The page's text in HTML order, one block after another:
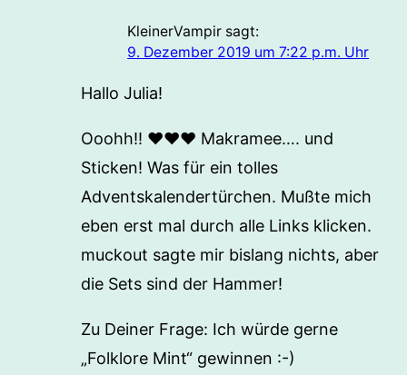
KleinerVampir sagt:
9. Dezember 2019 um 7:22 p.m. Uhr
Hallo Julia!
Ooohh!! ♥♥♥ Makramee…. und
Sticken! Was für ein tolles
Adventskalendertürchen. Mußte mich
eben erst mal durch alle Links klicken.
muckout sagte mir bislang nichts, aber
die Sets sind der Hammer!
Zu Deiner Frage: Ich würde gerne
„Folklore Mint“ gewinnen :-)